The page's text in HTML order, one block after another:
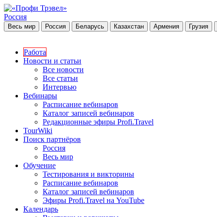
Россия
Весь мир Россия Беларусь Казахстан Армения Грузия
Работа
Новости и статьи
Все новости
Все статьи
Интервью
Вебинары
Расписание вебинаров
Каталог записей вебинаров
Редакционные эфиры Profi.Travel
TourWiki
Поиск партнёров
Россия
Весь мир
Обучение
Тестирования и викторины
Расписание вебинаров
Каталог записей вебинаров
Эфиры Profi.Travel на YouTube
Календарь